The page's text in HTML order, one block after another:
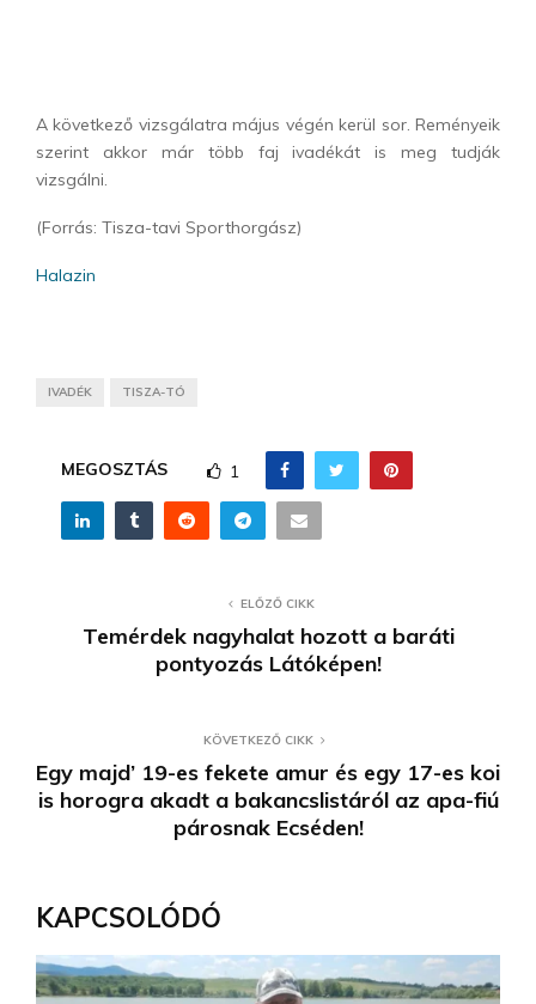
A következő vizsgálatra május végén kerül sor. Reményeik
szerint akkor már több faj ivadékát is meg tudják
vizsgálni.
(Forrás: Tisza-tavi Sporthorgász)
Halazin
IVADÉK TISZA-TÓ
MEGOSZTÁS 1
ELŐZŐ CIKK
Temérdek nagyhalat hozott a baráti
pontyozás Látóképen!
KÖVETKEZŐ CIKK
Egy majd’ 19-es fekete amur és egy 17-es koi
is horogra akadt a bakancslistáról az apa-fiú
párosnak Ecséden!
KAPCSOLÓDÓ